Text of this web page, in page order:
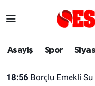
Asayiş Spor
18:56 Borçlu Emekli Su
Asayiş
Yaşam
Eskişehir Nöbetçi